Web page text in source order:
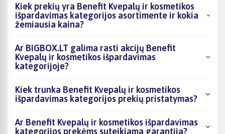
Kiek prekių yra Benefit Kvepalų ir kosmetikos
išpardavimas kategorijos asortimente ir kokia
žemiausia kaina?
Ar BIGBOX.LT galima rasti akcijų Benefit
Kvepalų ir kosmetikos išpardavimas
kategorijoje?
Kiek trunka Benefit Kvepalų ir kosmetikos
išpardavimas kategorijos prekių pristatymas?
Ar Benefit Kvepalų ir kosmetikos išpardavimas
kategorijos prekėms suteikiama garantija?